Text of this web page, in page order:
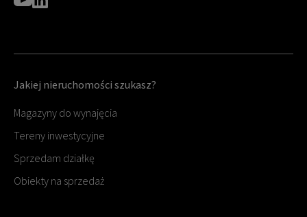
Jakiej nieruchomości szukasz?
Magazyny do wynajęcia
Tereny inwestycyjne
Sprzedam działkę
Obiekty na sprzedaż